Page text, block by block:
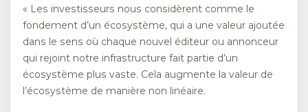
« Les investisseurs nous considèrent comme le
fondement d’un écosystème, qui a une valeur ajoutée
dans le sens où chaque nouvel éditeur ou annonceur
qui rejoint notre infrastructure fait partie d’un
écosystème plus vaste. Cela augmente la valeur de
l’écosystème de manière non linéaire.